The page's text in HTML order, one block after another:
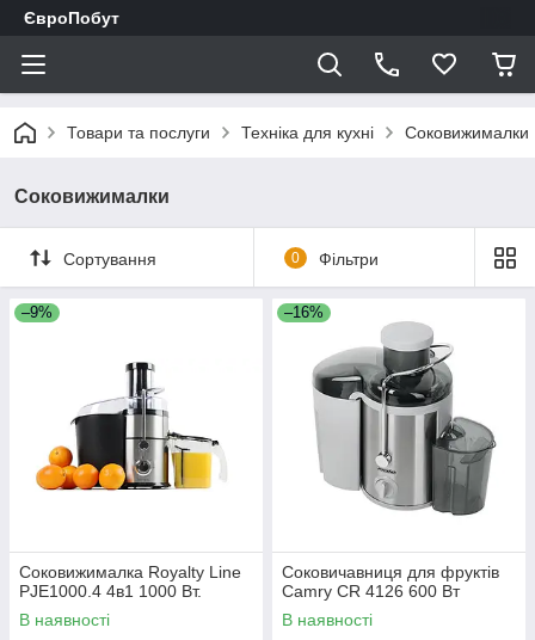
ЄвроПобут
Товари та послуги Техніка для кухні Соковижималки
Соковижималки
Сортування 0 Фільтри
–9%
Соковижималка Royalty Line
PJE1000.4 4в1 1000 Вт.
В наявності
–16%
Соковичавниця для фруктів
Camry CR 4126 600 Вт
В наявності